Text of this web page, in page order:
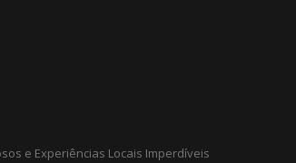
e Experiências Locais Imperdíveis